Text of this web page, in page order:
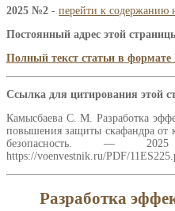
2025 №2 - перейти к содержанию
Постоянный адрес этой
Полный текст статьи в формате
Ссылка для цитирования этой
Камысбаева С. М. Разработка
повышения защиты скафандра от
безопасность.
https://voenvestnik.ru/PDF/
Разработка